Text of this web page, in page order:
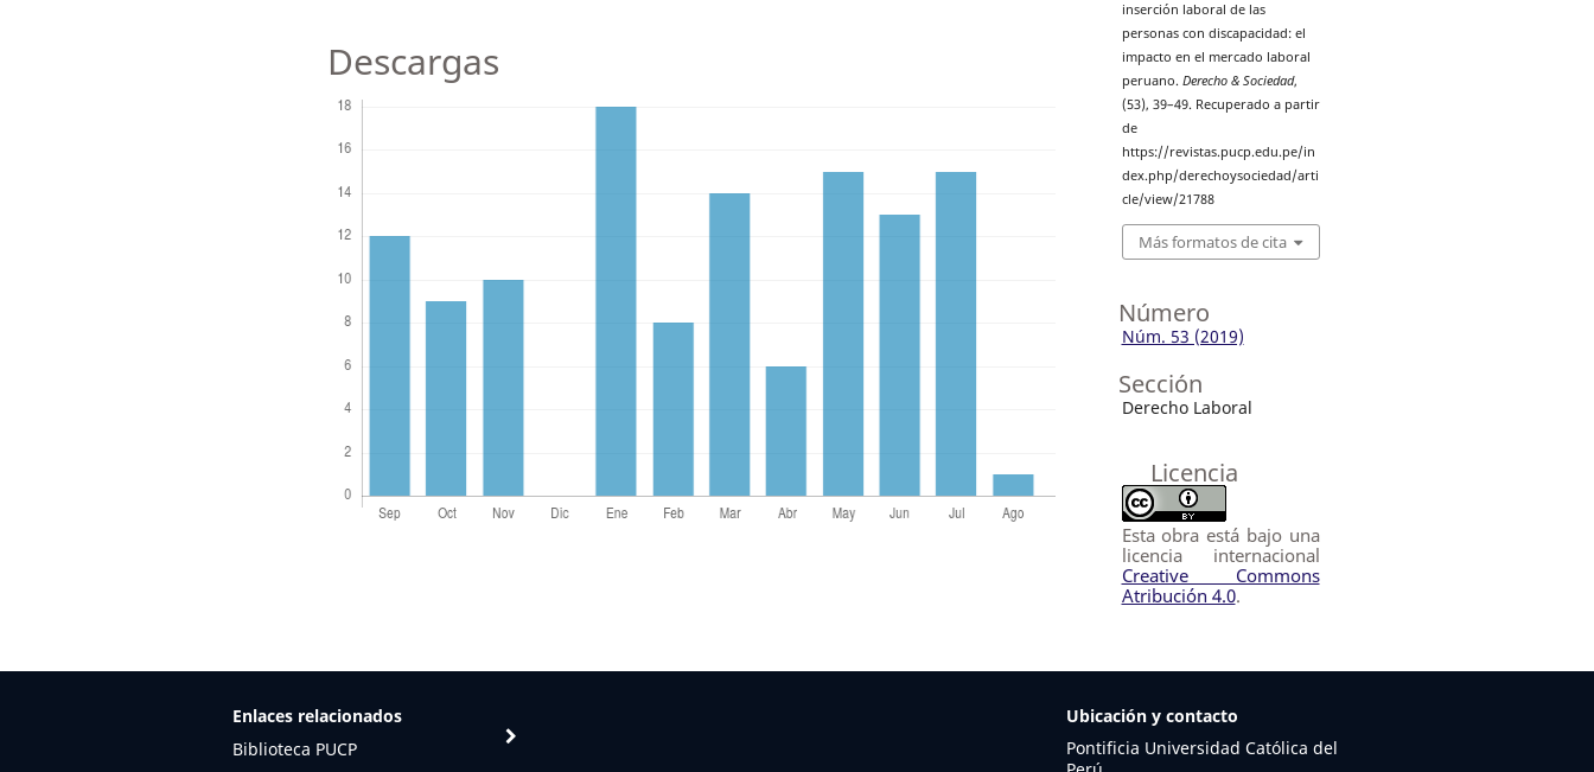
Descargas
inserción laboral de las
personas con discapacidad: el
impacto en el mercado laboral
peruano. Derecho & Sociedad,
(53), 39–49. Recuperado a partir
de
https://revistas.pucp.edu.pe/in
dex.php/derechoysociedad/arti
cle/view/21788
Más formatos de cita
Número
Núm. 53 (2019)
Sección
Derecho Laboral
Licencia
Esta obra está bajo una
licencia internacional
Creative Commons
Atribución 4.0.
Enlaces relacionados
Biblioteca PUCP
Ubicación y contacto
Pontificia Universidad Católica del